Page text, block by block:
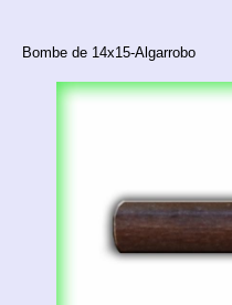
Bombe de 14x15-Algarrobo